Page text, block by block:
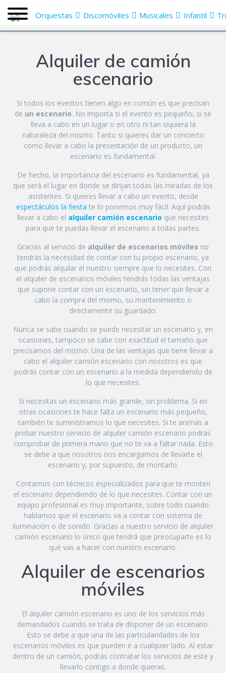
Orquestas Discomóviles Musicales Infantil
Alquiler de camión
escenario
Si todos los eventos tienen algo en común es que precisan
de un escenario. No importa si el evento es pequeño, si se
lleva a cabo en un lugar o en otro ni tan siquiera la
naturaleza del mismo. Tanto si quieres dar un concierto
como llevar a cabo la presentación de un producto, un
escenario es fundamental.
De hecho, la importancia del escenario es fundamental, ya
que será el lugar en donde se dirijan todas las miradas de los
asistentes. Si quieres llevar a cabo un evento, desde
espectáculos la fiesta te lo ponemos muy fácil. Aquí podrás
llevar a cabo el alquiler camión escenario que necesites
para que te puedas llevar el escenario a todas partes.
Gracias al servicio de alquiler de escenarios móviles no
tendrás la necesidad de contar con tu propio escenario, ya
que podrás alquilar el nuestro siempre que lo necesites. Con
el alquiler de escenarios móviles tendrás todas las ventajas
que supone contar con un escenario, sin tener que llevar a
cabo la compra del mismo, su mantenimiento o
directamente su guardado.
Nunca se sabe cuando se puede necesitar un escenario y, en
ocasiones, tampoco se sabe con exactitud el tamaño que
precisamos del mismo. Una de las ventajas que tiene llevar a
cabo el alquiler camión escenario con nosotros es que
podrás contar con un escenario a la medida dependiendo de
lo que necesites.
Si necesitas un escenario más grande, sin problema. Si en
otras ocasiones te hace falta un escenario más pequeño,
también te suministramos lo que necesites. Si te animas a
probar nuestro servicio de alquiler camión escenario podrás
comprobar de primera mano que no te va a faltar nada. Esto
se debe a que nosotros nos encargamos de llevarte el
escenario y, por supuesto, de montarlo.
Contamos con técnicos especializados para que te monten
el escenario dependiendo de lo que necesites. Contar con un
equipo profesional es muy importante, sobre todo cuando
hablamos que el escenario va a contar con sistema de
iluminación o de sonido. Gracias a nuestro servicio de alquiler
camión escenario lo único que tendrá que preocuparte es lo
qué vas a hacer con nuestro escenario.
Alquiler de escenarios
móviles
El alquiler camión escenario es uno de los servicios más
demandados cuando se trata de disponer de un escenario.
Esto se debe a que una de las particularidades de los
escenarios móviles es que pueden ir a cualquier lado. Al estar
dentro de un camión, podrás contratar los servicios de este y
llevarlo contigo a donde quieras.